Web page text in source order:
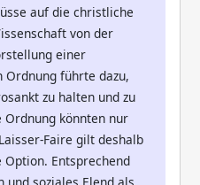
auf die christliche
von der
einer
führte dazu,
zu halten und zu
könnten nur
Faire gilt deshalb
Entsprechend
soziales Elend als